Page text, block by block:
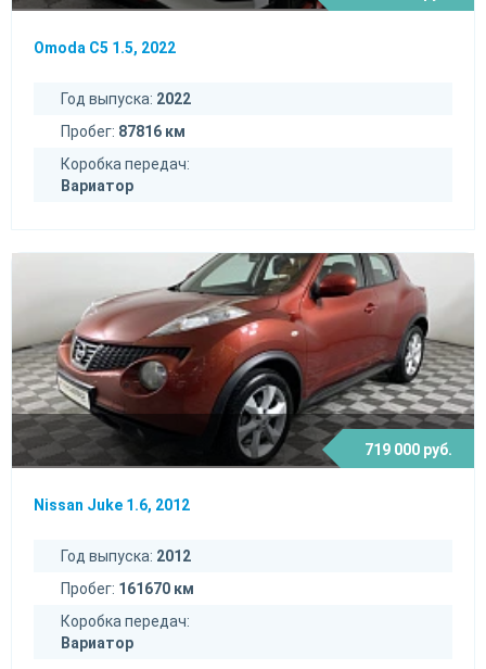
Omoda C5 1.5, 2022
Год выпуска: 2022
Пробег: 87816 км
Коробка передач:
Вариатор
719 000 руб.
Nissan Juke 1.6, 2012
Год выпуска: 2012
Пробег: 161670 км
Коробка передач:
Вариатор